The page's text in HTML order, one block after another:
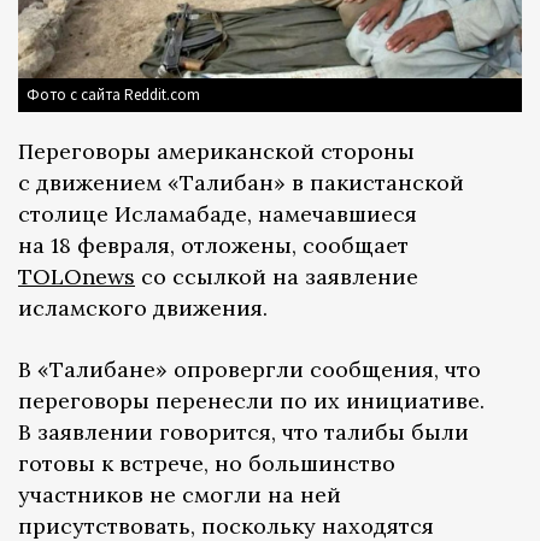
Фото с сайта Reddit.com
Переговоры американской стороны
с движением «Талибан» в пакистанской
столице Исламабаде, намечавшиеся
на 18 февраля, отложены, сообщает
TOLOnews со ссылкой на заявление
исламского движения.
В «Талибане» опровергли сообщения, что
переговоры перенесли по их инициативе.
В заявлении говорится, что талибы были
готовы к встрече, но большинство
участников не смогли на ней
присутствовать, поскольку находятся